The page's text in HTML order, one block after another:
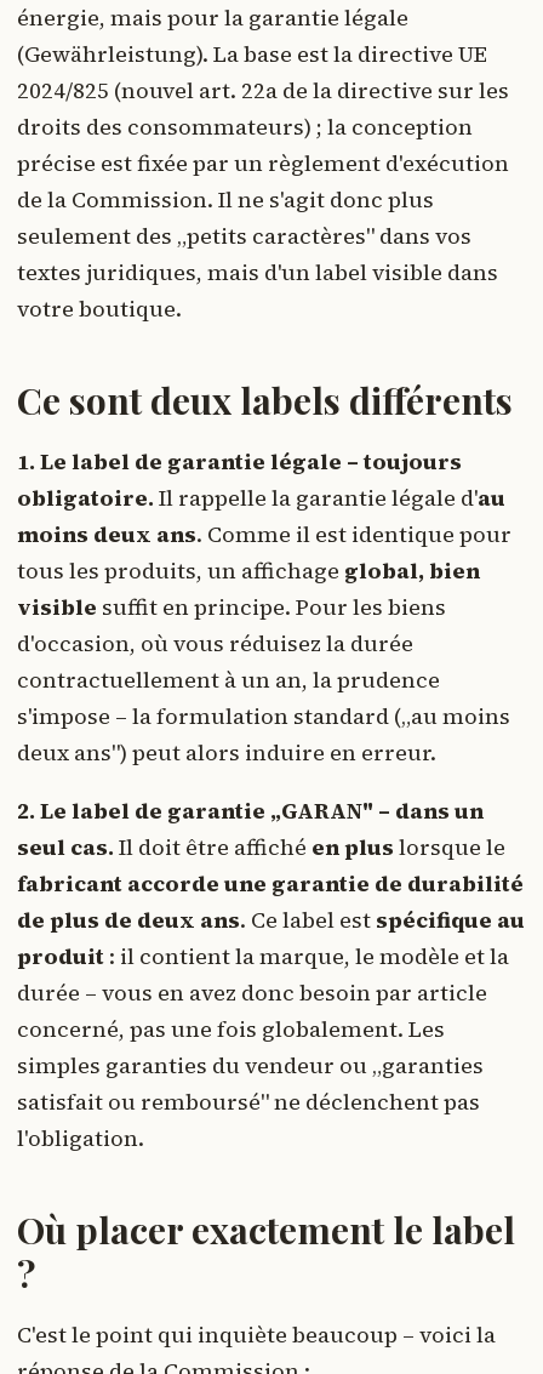
énergie, mais pour la garantie légale
(Gewährleistung). La base est la directive UE
2024/825 (nouvel art. 22a de la directive sur les
droits des consommateurs) ; la conception
précise est fixée par un règlement d'exécution
de la Commission. Il ne s'agit donc plus
seulement des „petits caractères" dans vos
textes juridiques, mais d'un label visible dans
votre boutique.
Ce sont deux labels différents
1. Le label de garantie légale – toujours
obligatoire. Il rappelle la garantie légale d'au
moins deux ans. Comme il est identique pour
tous les produits, un affichage global, bien
visible suffit en principe. Pour les biens
d'occasion, où vous réduisez la durée
contractuellement à un an, la prudence
s'impose – la formulation standard („au moins
deux ans") peut alors induire en erreur.
2. Le label de garantie „GARAN" – dans un
seul cas. Il doit être affiché en plus lorsque le
fabricant accorde une garantie de durabilité
de plus de deux ans. Ce label est spécifique au
produit : il contient la marque, le modèle et la
durée – vous en avez donc besoin par article
concerné, pas une fois globalement. Les
simples garanties du vendeur ou „garanties
satisfait ou remboursé" ne déclenchent pas
l'obligation.
Où placer exactement le label
?
C'est le point qui inquiète beaucoup – voici la